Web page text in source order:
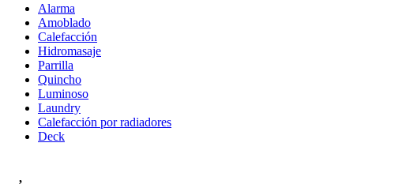
Alarma
Amoblado
Calefacción
Hidromasaje
Parrilla
Quincho
Luminoso
Laundry
Calefacción por radiadores
Deck
,